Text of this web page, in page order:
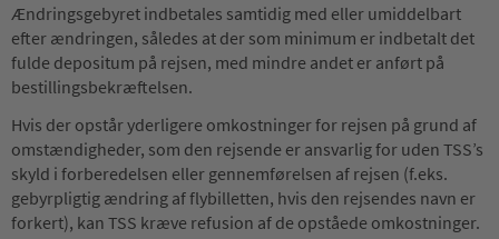
Ændringsgebyret indbetales samtidig med eller umiddelbart
efter ændringen, således at der som minimum er indbetalt det
fulde depositum på rejsen, med mindre andet er anført på
bestillingsbekræftelsen.
Hvis der opstår yderligere omkostninger for rejsen på grund af
omstændigheder, som den rejsende er ansvarlig for uden TSS’s
skyld i forberedelsen eller gennemførelsen af rejsen (f.eks.
gebyrpligtig ændring af flybilletten, hvis den rejsendes navn er
forkert), kan TSS kræve refusion af de opståede omkostninger.